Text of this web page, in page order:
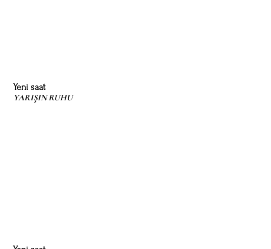
Yeni saat
YARIŞIN RUHU